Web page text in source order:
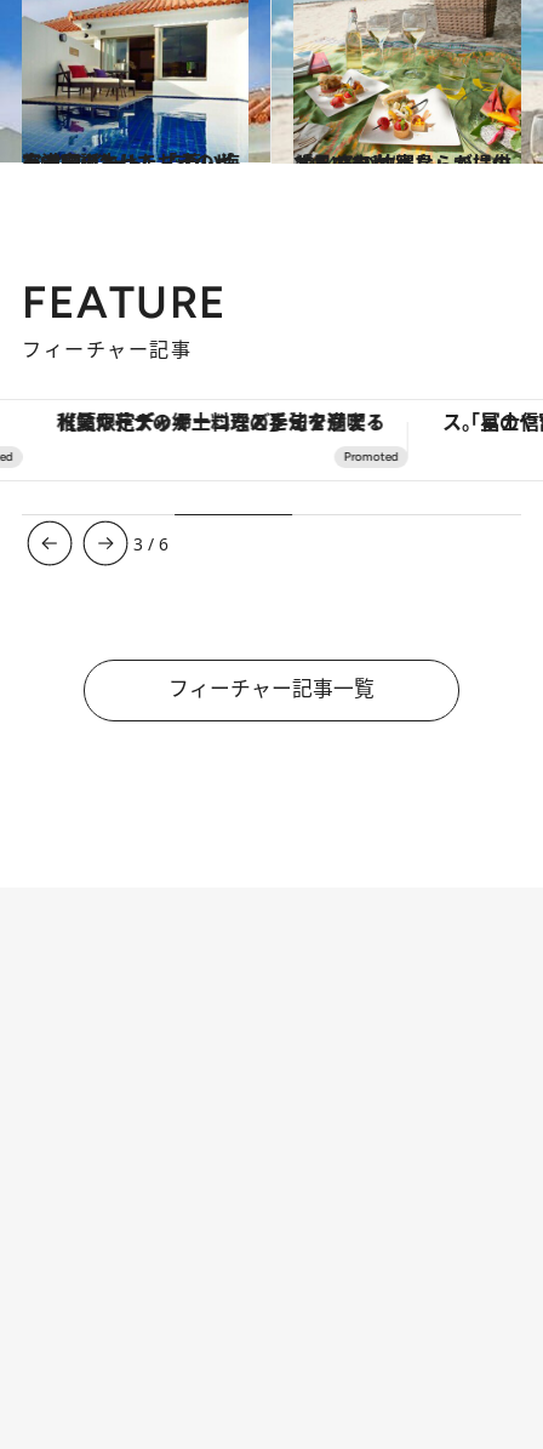
2014.9.17
宮古島のとっておきのビーチに誕生した「イムギャー スイート」で蒼い海を満喫
旅＆お出かけ 2014.12.24
「星のや 竹富島」が提供する 冬の沖縄ならではのおもてなし
旅＆お出かけ
FEATURE
フィーチャー記事
【夏限定ディナーコース】旬を迎える稚鮎や花ズッキーニなどをイタリア・トスカーナの郷土料理の手法で満喫！
3 /6
フィーチャー記事一覧